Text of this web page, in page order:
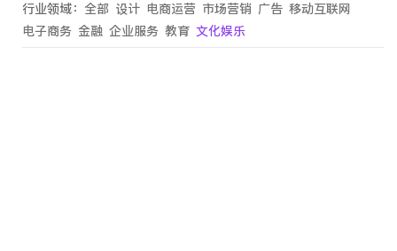
行业领域： 全部 设计 电商运营 市场营销 广告 移动互联网
电子商务 金融 企业服务 教育 文化娱乐